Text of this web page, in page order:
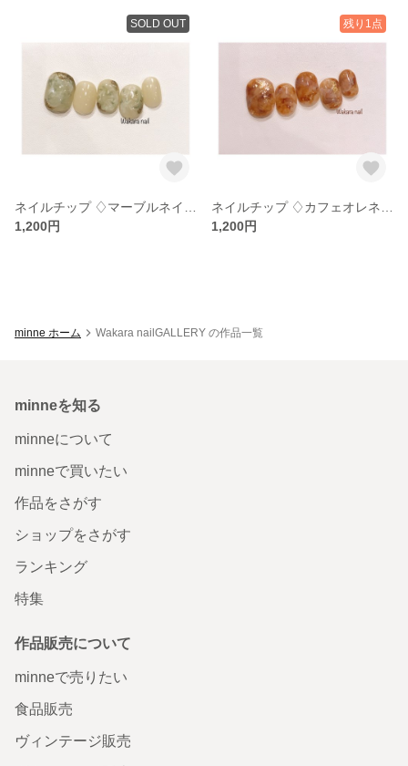
SOLD OUT
1,200円
残り1点
1,200円
minne ホーム Wakara nailGALLERY の作品一覧
minneを知る
minneについて
minneで買いたい
作品をさがす
ショップをさがす
ランキング
特集
作品販売について
minneで売りたい
食品販売
ヴィンテージ販売